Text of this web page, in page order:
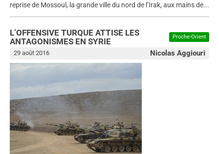
reprise de Mossoul, la grande ville du nord de l’Irak, aux mains de...
Proche-Orient
L’OFFENSIVE TURQUE ATTISE LES
ANTAGONISMES EN SYRIE
Nicolas Aggiouri
29 août 2016